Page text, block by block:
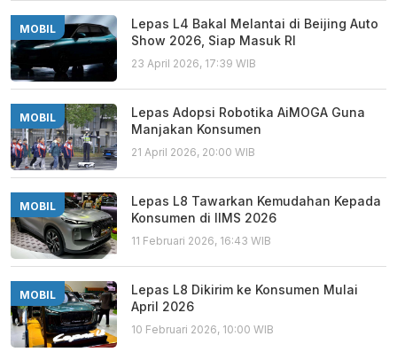
MOBIL
Lepas L4 Bakal Melantai di Beijing Auto
Show 2026, Siap Masuk RI
23 April 2026, 17:39 WIB
MOBIL
Lepas Adopsi Robotika AiMOGA Guna
Manjakan Konsumen
21 April 2026, 20:00 WIB
MOBIL
Lepas L8 Tawarkan Kemudahan Kepada
Konsumen di IIMS 2026
11 Februari 2026, 16:43 WIB
MOBIL
Lepas L8 Dikirim ke Konsumen Mulai
April 2026
10 Februari 2026, 10:00 WIB